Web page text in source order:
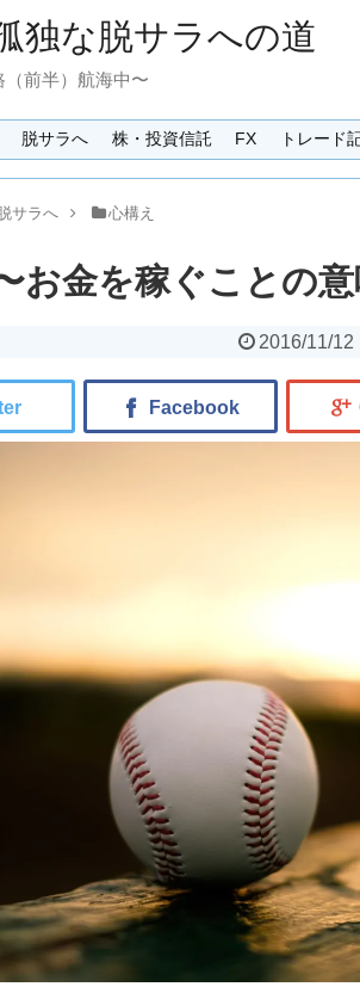
独な脱サラへの道
（前半）航海中〜
脱サラへ 株・投資信託 FX トレード
サラへ 心構え
お金を稼ぐことの
2016/11/12